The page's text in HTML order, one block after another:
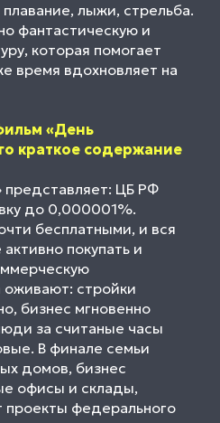
лыжи, стрельба.
фантастическую и
которая помогает
время вдохновляет на
«День
краткое содержание
представляет: ЦБ РФ
до 0,000001%.
бесплатными, и вся
покупать и
стройки
бизнес мгновенно
за считаные часы
В финале семьи
домов, бизнес
офисы и склады,
проекты федерального